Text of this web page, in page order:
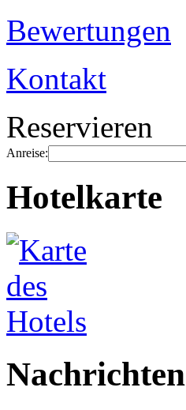
Bewertungen
Kontakt
Reservieren
Anreise:
Hotelkarte
Nachrichten